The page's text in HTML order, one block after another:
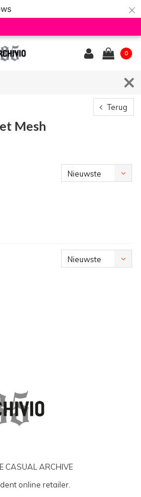
×
0
Terug
Mesh
Nieuwste
Nieuwste
CASUAL ARCHIVE
online retailer.